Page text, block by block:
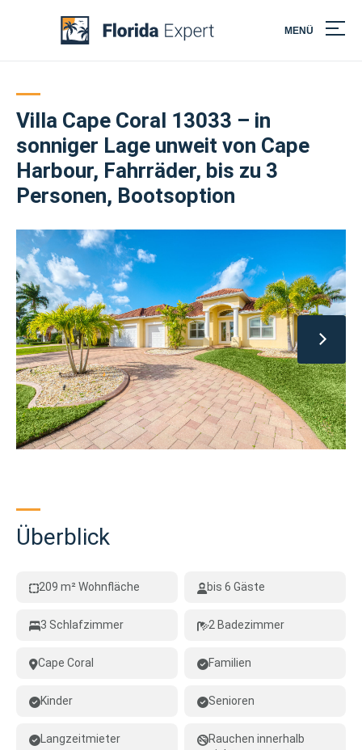
MENÜ
Skip
content
Villa Cape Coral 13033 – in
sonniger Lage unweit von Cape
Harbour, Fahrräder, bis zu 3
Personen, Bootsoption
Überblick
209 m² Wohnfläche bis 6 Gäste
3 Schlafzimmer 2 Badezimmer
Cape Coral Familien
Kinder Senioren
Langzeitmieter
Rauchen innerhalb